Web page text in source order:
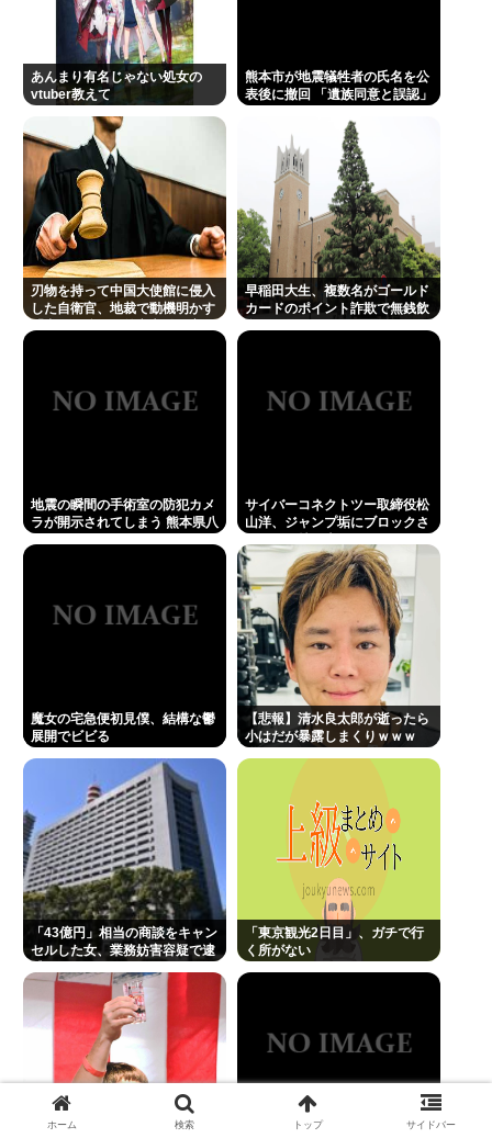
Powered by livedoor 相互RSS
あんまり有名じゃない処女の
vtuber教えて
熊本市が地震犠牲者の氏名を公
表後に撤回 「遺族同意と誤認」
刃物を持って中国大使館に侵入
した自衛官、地裁で動機明かす
早稲田大生、複数名がゴールド
カードのポイント詐欺で無銭飲
地震の瞬間の手術室の防犯カメ
ラが開示されてしまう 熊本県八
サイバーコネクトツー取締役松
山洋、ジャンプ垢にブロックさ
らまず晒す！これが令和のレス
バや！
魔女の宅急便初見僕、結構な鬱
展開でビビる
【悲報】清水良太郎が逝ったら
小はだが暴露しまくりｗｗｗ
「43億円」相当の商談をキャン
セルした女、業務妨害容疑で逮
「東京観光2日目」、ガチで行
く所がない
ホーム 検索 トップ サイドバー